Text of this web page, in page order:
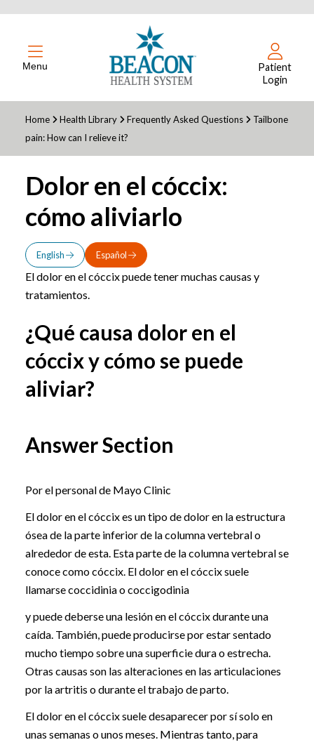
Menu
Patient
Login
Home Health Library Frequently Asked Questions
Tailbone
pain: How can I relieve it?
Dolor en el cóccix:
cómo aliviarlo
English Español
El dolor en el cóccix puede tener muchas causas y
tratamientos.
¿Qué causa dolor en el
cóccix y cómo se puede
aliviar?
Answer Section
Por el personal de Mayo Clinic
El dolor en el cóccix es un tipo de dolor en la estructura
ósea de la parte inferior de la columna vertebral o
alrededor de esta. Esta parte de la columna vertebral se
conoce como cóccix. El dolor en el cóccix suele
llamarse coccidinia o coccigodinia
y puede deberse una lesión en el cóccix durante una
caída. También, puede producirse por estar sentado
mucho tiempo sobre una superficie dura o estrecha.
Otras causas son las alteraciones en las articulaciones
por la artritis o durante el trabajo de parto.
El dolor en el cóccix suele desaparecer por sí solo en
unas semanas o unos meses. Mientras tanto, para